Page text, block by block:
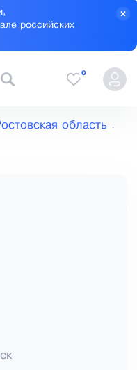
российских
0
область